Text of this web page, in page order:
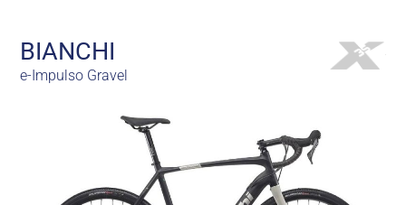
BIANCHI
e-Impulso Gravel